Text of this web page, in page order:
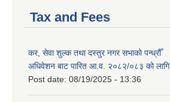
Tax and Fees
कर, सेवा शुल्क तथा दस्तुर नगर सभाको पन्ध्रौँ
अधिवेशन बाट पारित आ.व. २०८२/०८३ को लागि
Post date: 08/19/2025 - 13:36